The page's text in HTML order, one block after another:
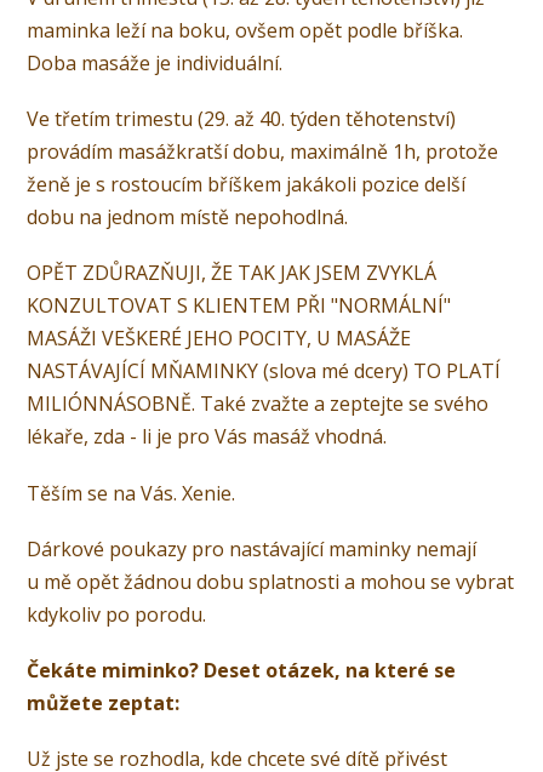
maminka leží na boku, ovšem opět podle bříška.
Doba masáže je individuální.
Ve třetím trimestu (29. až 40. týden těhotenství)
provádím masážkratší dobu, maximálně 1h, protože
ženě je s rostoucím bříškem jakákoli pozice delší
dobu na jednom místě nepohodlná.
OPĚT ZDŮRAZŇUJI, ŽE TAK JAK JSEM ZVYKLÁ
KONZULTOVAT S KLIENTEM PŘI "NORMÁLNÍ"
MASÁŽI VEŠKERÉ JEHO POCITY, U MASÁŽE
NASTÁVAJÍCÍ MŇAMINKY (slova mé dcery) TO PLATÍ
MILIÓNNÁSOBNĚ. Také zvažte a zeptejte se svého
lékaře, zda - li je pro Vás masáž vhodná.
Těším se na Vás. Xenie.
Dárkové poukazy pro nastávající maminky nemají
u mě opět žádnou dobu splatnosti a mohou se vybrat
kdykoliv po porodu.
Čekáte miminko? Deset otázek, na které se
můžete zeptat:
Už jste se rozhodla, kde chcete své dítě přivést